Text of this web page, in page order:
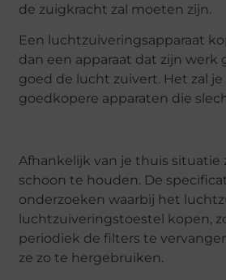
de zuigkracht zal moeten zijn.
Een luchtzuiveringsapparaat
dan een apparaat dat zijn werk
goed de lucht zuivert. Het zal
goedkopere apparaten die
Afhankelijk van je thuis
schoon te houden. De
onderzoeken waarbij het
luchtzuiveringstoestel kopen,
periodiek de filters te
ze zo te hergebruiken.